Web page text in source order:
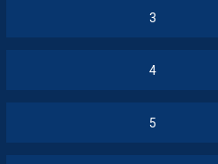
3
4
5